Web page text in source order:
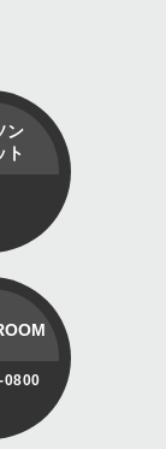
ン
ト
0800